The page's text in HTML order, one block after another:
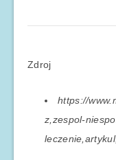
Zdroj
https://
z,zespol-